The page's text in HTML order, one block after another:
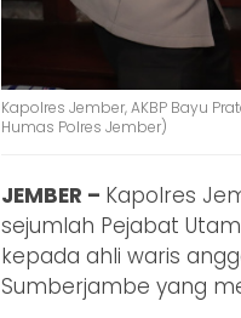
Kapolres Jember, AKBP Bayu
Humas Polres Jember)
JEMBER – Kapolres
sejumlah Pejabat
kepada ahli waris
Sumberjambe yang